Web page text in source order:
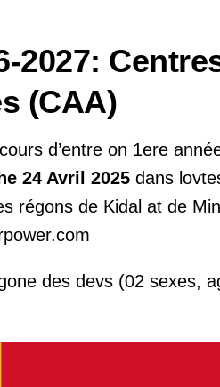
2027:
(CAA)
d’entre on 1ere
24 Avril 2025 dans
régons de Kidal at de
des devs (02 sexes,